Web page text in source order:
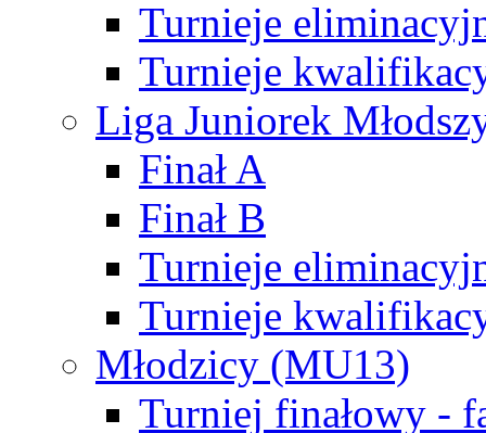
Turnieje
Turnieje
Liga Juniorek
Finał A
Finał B
Turnieje
Turnieje
Młodzicy (MU13)
Turniej finałowy -